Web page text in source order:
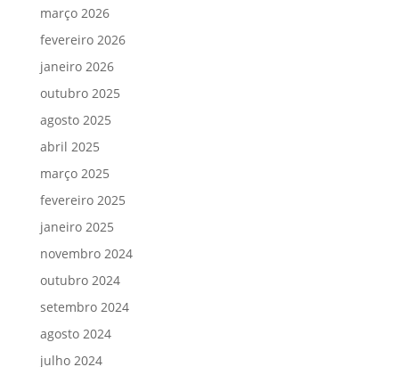
março 2026
fevereiro 2026
janeiro 2026
outubro 2025
agosto 2025
abril 2025
março 2025
fevereiro 2025
janeiro 2025
novembro 2024
outubro 2024
setembro 2024
agosto 2024
julho 2024